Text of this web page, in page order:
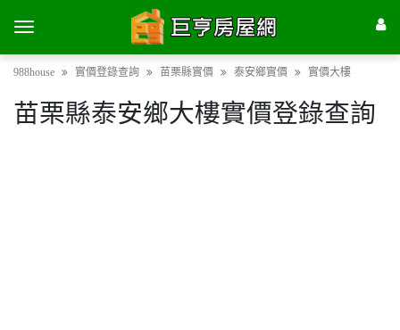
988house 實價登錄查詢 苗栗縣實價 泰安鄉實價 實價大樓
苗栗縣泰安鄉大樓實價登錄查詢